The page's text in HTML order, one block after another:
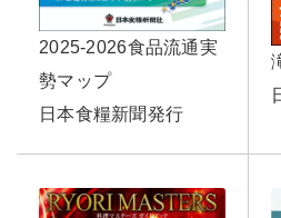
2025-2026食品流通実
勢マップ
日本食糧新聞発行